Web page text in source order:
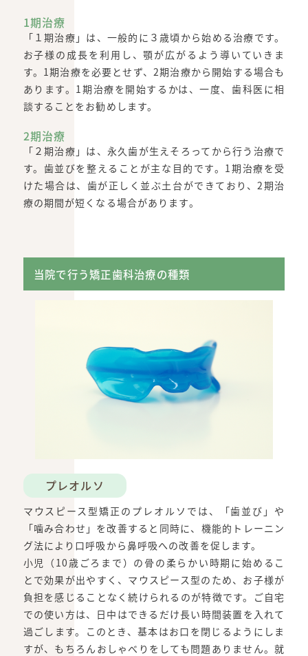
1期治療
「１期治療」は、一般的に３歳頃から始める治療です。
お子様の成長を利用し、顎が広がるよう導いていきま
す。1期治療を必要とせず、2期治療から開始する場合も
あります。1期治療を開始するかは、一度、歯科医に相
談することをお勧めします。
2期治療
「２期治療」は、永久歯が生えそろってから行う治療で
す。歯並びを整えることが主な目的です。1期治療を受
けた場合は、歯が正しく並ぶ土台ができており、2期治
療の期間が短くなる場合があります。
当院で行う矯正歯科治療の種類
プレオルソ
マウスピース型矯正のプレオルソでは、「歯並び」や
「噛み合わせ」を改善すると同時に、機能的トレーニン
グ法により口呼吸から鼻呼吸への改善を促します。
小児（10歳ごろまで）の骨の柔らかい時期に始めるこ
とで効果が出やすく、マウスピース型のため、お子様が
負担を感じることなく続けられるのが特徴です。ご自宅
での使い方は、日中はできるだけ長い時間装置を入れて
過ごします。このとき、基本はお口を閉じるようにしま
すが、もちろんおしゃべりをしても問題ありません。就